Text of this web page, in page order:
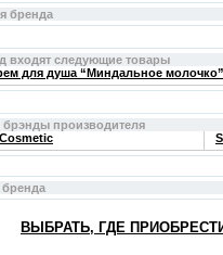
бренда
входят следующие товары
для душа “Миндальное
брэнды производителя
бренда
ВЫБРАТЬ, ГДЕ